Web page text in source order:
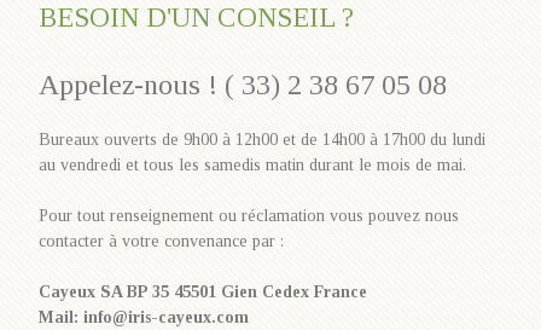
BESOIN D'UN CONSEIL ?
Appelez-nous ! ( 33) 2 38 67 05 08
Bureaux ouverts de 9h00 à 12h00 et de 14h00 à 17h00 du lundi
au vendredi et tous les samedis matin durant le mois de mai.
Pour tout renseignement ou réclamation vous pouvez nous
contacter à votre convenance par :
Cayeux SA BP 35 45501 Gien Cedex France
Mail: info@iris-cayeux.com